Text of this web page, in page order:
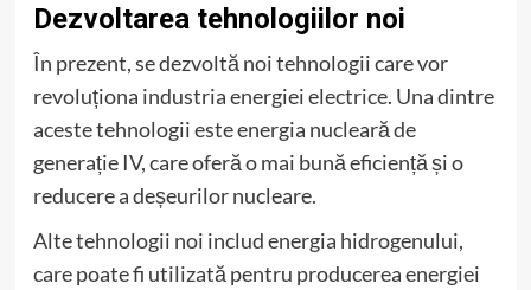
Dezvoltarea tehnologiilor noi
În prezent, se dezvoltă noi tehnologii care vor
revoluționa industria energiei electrice. Una dintre
aceste tehnologii este energia nucleară de
generație IV, care oferă o mai bună eficiență și o
reducere a deșeurilor nucleare.
Alte tehnologii noi includ energia hidrogenului,
care poate fi utilizată pentru producerea energiei